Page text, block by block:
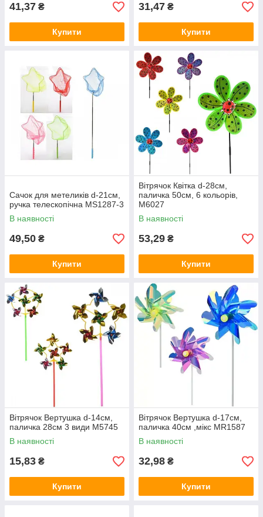
41,37 ₴
Купити
31,47 ₴
Купити
Сачок для метеликів d-21см,
ручка телескопічна MS1287-3
В наявності
49,50 ₴
Купити
Вітрячок Квітка d-28см,
паличка 50см, 6 кольорів,
M6027
В наявності
53,29 ₴
Купити
Вітрячок Вертушка d-14см,
паличка 28см 3 види M5745
В наявності
15,83 ₴
Купити
Вітрячок Вертушка d-17см,
паличка 40см ,мікс MR1587
В наявності
32,98 ₴
Купити